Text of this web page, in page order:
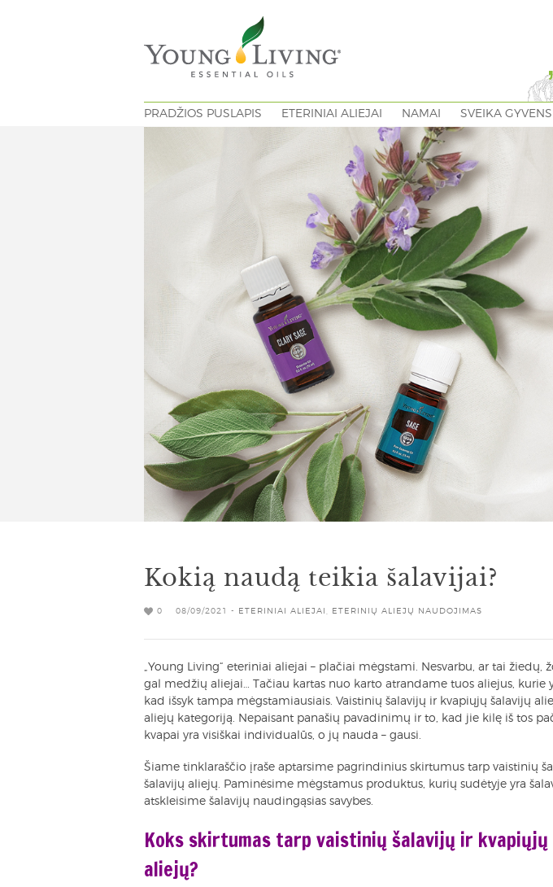
PRADŽIOS PUSLAPIS ETERINIAI ALIEJAI NAMAI SVEIKA
Kokią naudą teikia šalavijai?
0 08/09/2021 - ETERINIAI ALIEJAI ETERINIŲ ALIEJŲ NAUDOJIMAS
„Young Living“ eteriniai aliejai – plačiai mėgstami. Nesvarbu, ar tai žiedų,
gal medžių aliejai… Tačiau kartas nuo karto atrandame tuos aliejus, kurie
kad išsyk tampa mėgstamiausiais. Vaistinių šalavijų ir kvapiųjų šalavijų
aliejų kategoriją. Nepaisant panašių pavadinimų ir to, kad jie kilę iš tos
kvapai yra visiškai individualūs, o jų nauda – gausi.
Šiame tinklaraščio įraše aptarsime pagrindinius skirtumus tarp vaistinių
šalavijų aliejų. Paminėsime mėgstamus produktus, kurių sudėtyje yra
atskleisime šalavijų naudingąsias savybes.
Koks skirtumas tarp vaistinių šalavijų ir
aliejų?